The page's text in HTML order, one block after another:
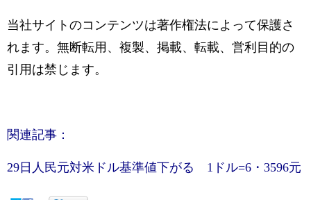
当社サイトのコンテンツは著作権法によって保護さ
れます。無断転用、複製、掲載、転載、営利目的の
引用は禁じます。
関連記事：
29日人民元対米ドル基準値下がる 1ドル=6・3596元